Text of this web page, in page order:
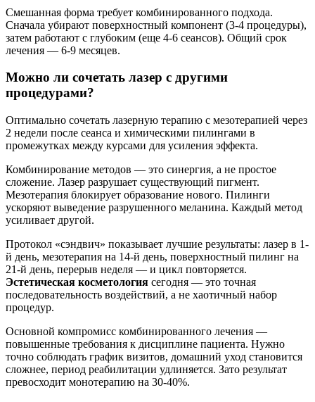
Смешанная форма требует комбинированного подхода.
Сначала убирают поверхностный компонент (3-4 процедуры),
затем работают с глубоким (еще 4-6 сеансов). Общий срок
лечения — 6-9 месяцев.
Можно ли сочетать лазер с другими
процедурами?
Оптимально сочетать лазерную терапию с мезотерапией через
2 недели после сеанса и химическими пилингами в
промежутках между курсами для усиления эффекта.
Комбинирование методов — это синергия, а не простое
сложение. Лазер разрушает существующий пигмент.
Мезотерапия блокирует образование нового. Пилинги
ускоряют выведение разрушенного меланина. Каждый метод
усиливает другой.
Протокол «сэндвич» показывает лучшие результаты: лазер в 1-
й день, мезотерапия на 14-й день, поверхностный пилинг на
21-й день, перерыв неделя — и цикл повторяется.
Эстетическая косметология сегодня — это точная
последовательность воздействий, а не хаотичный набор
процедур.
Основной компромисс комбинированного лечения —
повышенные требования к дисциплине пациента. Нужно
точно соблюдать график визитов, домашний уход становится
сложнее, период реабилитации удлиняется. Зато результат
превосходит монотерапию на 30-40%.